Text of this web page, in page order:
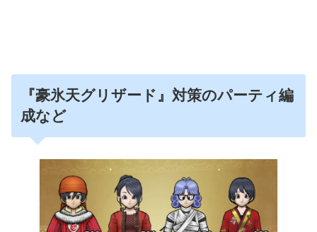
『豪氷天グリザード』対策のパーティ編
成など